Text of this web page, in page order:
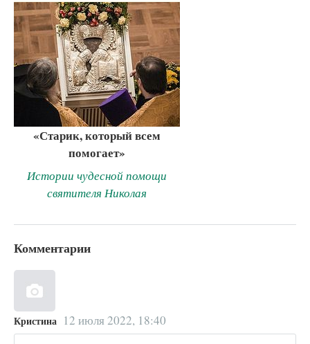
«Старик, который всем
помогает»
Истории чудесной помощи
святителя Николая
Комментарии
Кристина 12 июля 2022, 18:40